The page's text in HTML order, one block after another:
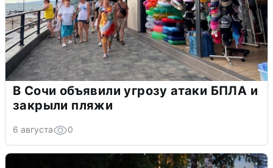
В Сочи объявили угрозу атаки БПЛА и
закрыли пляжи
6 августа 0